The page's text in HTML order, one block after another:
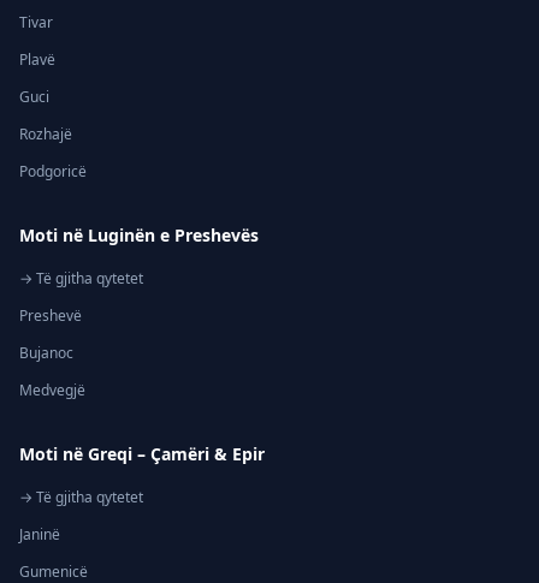
Tivar
Plavë
Guci
Rozhajë
Podgoricë
Moti në Luginën e Preshevës
→ Të gjitha qytetet
Preshevë
Bujanoc
Medvegjë
Moti në Greqi – Çamëri & Epir
→ Të gjitha qytetet
Janinë
Gumenicë